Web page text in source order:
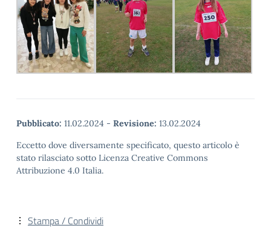
Pubblicato: 11.02.2024 - Revisione: 13.02.2024
Eccetto dove diversamente specificato, questo articolo è
stato rilasciato sotto Licenza Creative Commons
Attribuzione 4.0 Italia.
Stampa / Condividi